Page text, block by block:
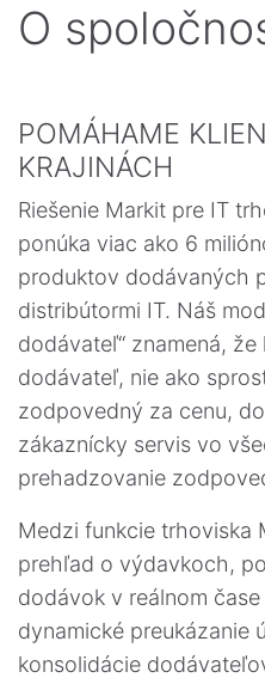
O
POMÁHAME
KRAJINÁCH
Riešenie Markit pre IT
ponúka viac ako 6
produktov dodávaných
distribútormi IT. Náš
dodávateľ“ znamená,
dodávateľ, nie ako
zodpovedný za cenu,
zákaznícky servis vo
prehadzovanie
Medzi funkcie trhoviska
prehľad o výdavkoch,
dodávok v reálnom čase
dynamické preukázanie
konsolidácie